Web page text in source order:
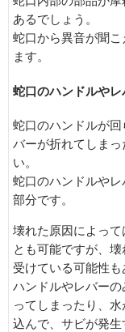
あるでしょう。
蛇口から異音が聞こ
ます。
蛇口のハンドルやレ
蛇口のハンドルが
バーが折れてしま
い。
蛇口のハンドルや
部分です。
壊れた原因によっ
とも可能ですが、
受けている可能性も
ハンドルやレバー
ってしまったり、
込んで、サビが発生